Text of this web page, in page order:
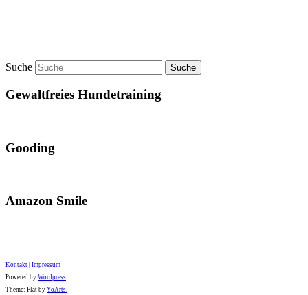
Suche
Gewaltfreies Hundetraining
Gooding
Amazon Smile
Kontakt Impressum
Powered by Wordpress
Theme: Flat by YoArts.